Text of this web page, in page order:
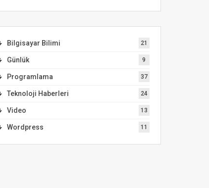
Bilgisayar Bilimi 21
Günlük 9
Programlama 37
Teknoloji Haberleri 24
Video 13
Wordpress 11